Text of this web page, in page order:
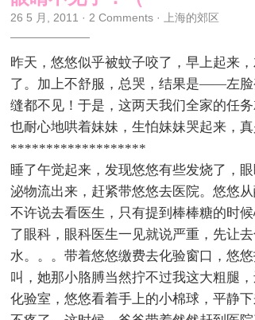
26 5 月, 2011 · 2 Comments · 上海的郊区
昨天，悠悠似乎被蚊子咬了，早上起来
了。加上不舒服，总哭，结果是——左脸
缝都不见！于是，这两天我们全家的任
也耐心地哄着妹妹，生怕妹妹哭起来，真
*******************
睡了午觉起来，发现悠悠有些发烧了，
泌物流出来，赶紧带悠悠去医院。悠悠
不许说去看医生，只有提到棒棒糖的时
了眼科，眼科医生一见就说严重，先让
水。。。带着悠悠缴费去化验窗口，悠
叫，她那小胳膊当然拧不过我这大粗腿
化验室，悠悠看着手上的小棉球，平静